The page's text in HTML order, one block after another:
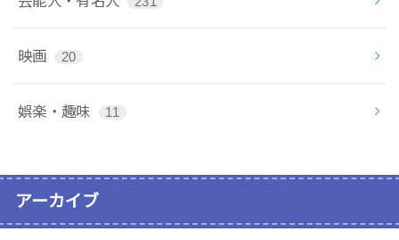
映画 20
娯楽・趣味 11
アーカイブ